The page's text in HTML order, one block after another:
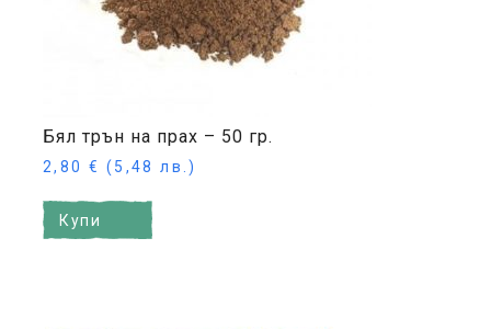
Бял трън на прах – 50 гр.
2,80 € (5,48 лв.)
Купи